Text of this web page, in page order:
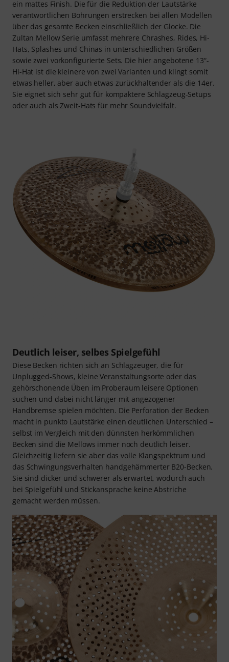
ein mattes Finish. Die für die Reduktion der Lautstärke
verantwortlichen Bohrungen erstrecken bei allen Modellen
über das gesamte Becken einschließlich der Glocke. Die
Zultan Mellow Serie umfasst mehrere Chrashes, Rides, Hi-
Hats, Splashes und Chinas in unterschiedlichen Größen
sowie zwei vorkonfigurierte Sets. Die hier angebotene 13“-
Hi-Hat ist die kleinere von zwei Varianten und klingt somit
etwas heller, aber auch etwas zurückhaltender als die 14er.
Sie eignet sich sehr gut für kompaktere Schlagzeug-Setups
oder auch als Zweit-Hats für mehr Soundvielfalt.
Deutlich leiser, selbes Spielgefühl
Diese Becken richten sich an Schlagzeuger, die für
Unplugged-Shows, kleine Veranstaltungsorte oder das
gehörschonende Üben im Proberaum leisere Optionen
suchen und dabei nicht länger mit angezogener
Handbremse spielen möchten. Die Perforation der Becken
macht in punkto Lautstärke einen deutlichen Unterschied –
selbst im Vergleich mit den dünnsten herkömmlichen
Becken sind die Mellows immer noch deutlich leiser.
Gleichzeitig liefern sie aber das volle Klangspektrum und
das Schwingungsverhalten handgehämmerter B20-Becken.
Sie sind dicker und schwerer als erwartet, wodurch auch
bei Spielgefühl und Stickansprache keine Abstriche
gemacht werden müssen.